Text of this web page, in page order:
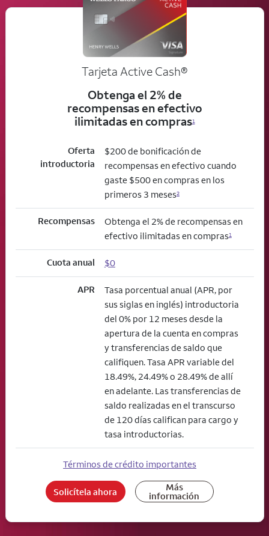
Tarjeta Active Cash®
Obtenga el 2% de
recompensas en efectivo
ilimitadas en compras1
Oferta
introductoria
$200 de bonificación de
recompensas en efectivo cuando
gaste $500 en compras en los
primeros 3 meses2
Recompensas
Obtenga el 2% de recompensas en
efectivo ilimitadas en compras1
Cuota anual $0
APR
Tasa porcentual anual (APR, por
sus siglas en inglés) introductoria
del 0% por 12 meses desde la
apertura de la cuenta en compras
y transferencias de saldo que
califiquen. Tasa APR variable del
18.49%, 24.49% o 28.49% de allí
en adelante. Las transferencias de
saldo realizadas en el transcurso
de 120 días califican para cargo y
tasa introductorias.
Términos de crédito importantes
Solicítela ahora Más
información